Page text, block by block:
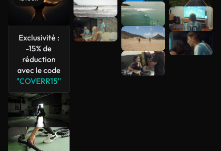
Exclusivité :
-15% de
réduction
avec le code
"COVERR15"